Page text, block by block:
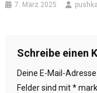
7. März 2025
Schreibe einen
Deine E-Mail-
Felder sind mit*